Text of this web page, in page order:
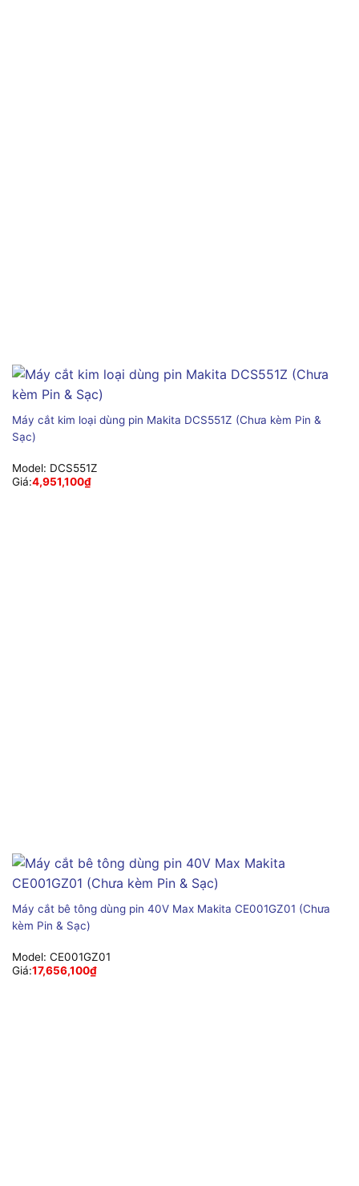
Máy cắt kim loại dùng pin Makita DCS551Z (Chưa kèm Pin &
Sạc)
Model: DCS551Z
Giá:4,951,100₫
Máy cắt bê tông dùng pin 40V Max Makita CE001GZ01 (Chưa
kèm Pin & Sạc)
Model: CE001GZ01
Giá:17,656,100₫